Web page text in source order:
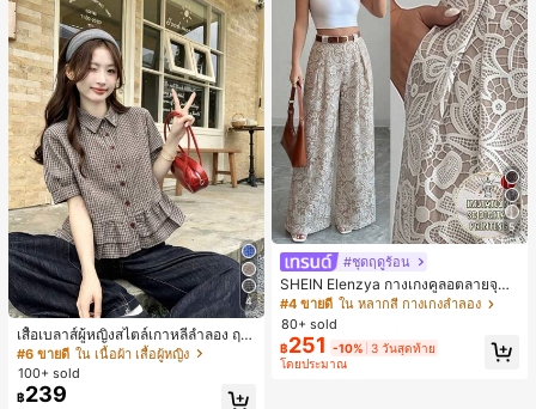
4
เสื้อเบลาส์ผู้หญิงสไตล์เกาหลีลำลอง ฤดู
ใบไม้ผลิ/ฤดูร้อนใหม่ ชายระบาย ชิคแล
ะหรูหรา
#6 ขายดี ใน เนื้อผ้า เสื้อผู้หญิง
100+ sold
฿239
5
#ชุดฤดูร้อน
SHEIN Elenzya กางเกงคูลอตลายจุดเ
อวสูงแบบใหม่สำหรับฤดูใบไม้ผลิ/ฤดูร้อ
น, สไตล์หรูหราเหมาะสำหรับใส่ในชีวิต
ประจำวันและทำงาน, ให้ความรู้สึกวินเ
ทจสำหรับฤดูรับปริญญา, เทศกาลดนตร
ี, การแข่งม้าดาร์บี้, วันประกาศอิสรภาพ
#4 ขายดี ใน หลากสี กางเกงลำลอง
80+ sold
฿251 -10% 3 วันสุดท้าย
โดยประมาณ